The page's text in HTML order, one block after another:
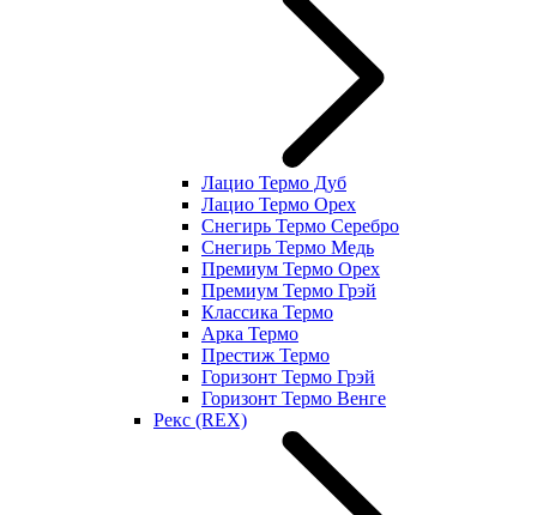
Лацио Термо Дуб
Лацио Термо Орех
Снегирь Термо Серебро
Снегирь Термо Медь
Премиум Термо Орех
Премиум Термо Грэй
Классика Термо
Арка Термо
Престиж Термо
Горизонт Термо Грэй
Горизонт Термо Венге
Рекс (REX)